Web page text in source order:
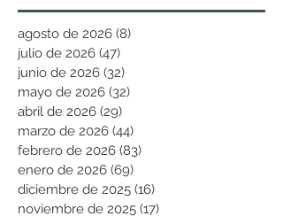
agosto de 2026 (8)
julio de 2026 (47)
junio de 2026 (32)
mayo de 2026 (32)
abril de 2026 (29)
marzo de 2026 (44)
febrero de 2026 (83)
enero de 2026 (69)
diciembre de 2025 (16)
noviembre de 2025 (17)